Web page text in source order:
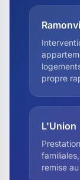
propre
L'Union
remise